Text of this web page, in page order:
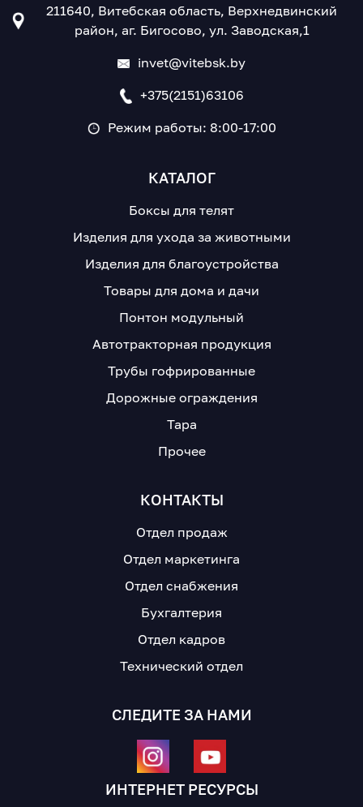
211640, Витебская область, Верхнедвинский
район, аг. Бигосово, ул. Заводская,1
invet@vitebsk.by
+375(2151)63106
Режим работы: 8:00-17:00
КАТАЛОГ
Боксы для телят
Изделия для ухода за животными
Изделия для благоустройства
Товары для дома и дачи
Понтон модульный
Автотракторная продукция
Трубы гофрированные
Дорожные ограждения
Тара
Прочее
КОНТАКТЫ
Отдел продаж
Отдел маркетинга
Отдел снабжения
Бухгалтерия
Отдел кадров
Технический отдел
СЛЕДИТЕ ЗА НАМИ
ИНТЕРНЕТ РЕСУРСЫ